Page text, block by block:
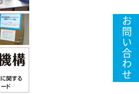
お問い合わせ